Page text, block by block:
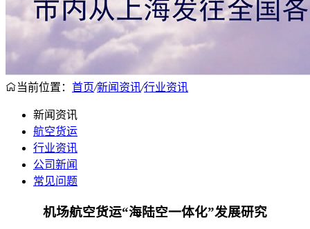
当前位置： 首页/新闻资讯/行业资讯
新闻资讯
航空货运
行业资讯
公司新闻
常见问题
机场航空货运“海陆空一体化”发展研究